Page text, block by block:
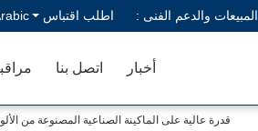
المبيعات والدعم الفنى : اطلب اقتباس
اتصل بنا أخبار
قدرة عالية على الماكينة الصناعية المصنوعة من